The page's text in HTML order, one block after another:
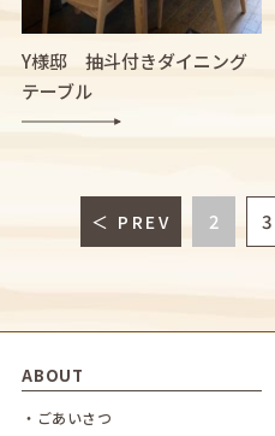
Y様邸 抽斗付きダイニング
テーブル
＜ PREV 2 3
ABOUT
・ごあいさつ